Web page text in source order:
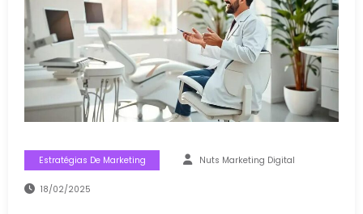
Estratégias De Marketing Nuts Marketing Digital
18/02/2025